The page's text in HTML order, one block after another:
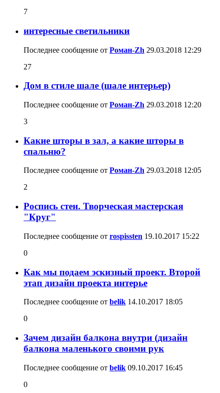
7
интересные светильники
Последнее сообщение от Роман-Zh 29.03.2018 12:29
27
Дом в стиле шале (шале интерьер)
Последнее сообщение от Роман-Zh 29.03.2018 12:20
3
Какие шторы в зал, а какие шторы в
спальню?
Последнее сообщение от Роман-Zh 29.03.2018 12:05
2
Роспись стен. Творческая мастерская
"Круг"
Последнее сообщение от rospissten 19.10.2017 15:22
0
Как мы подаем эскизный проект. Второй
этап дизайн проекта интерье
Последнее сообщение от belik 14.10.2017 18:05
0
Зачем дизайн балкона внутри (дизайн
балкона маленького своими рук
Последнее сообщение от belik 09.10.2017 16:45
0